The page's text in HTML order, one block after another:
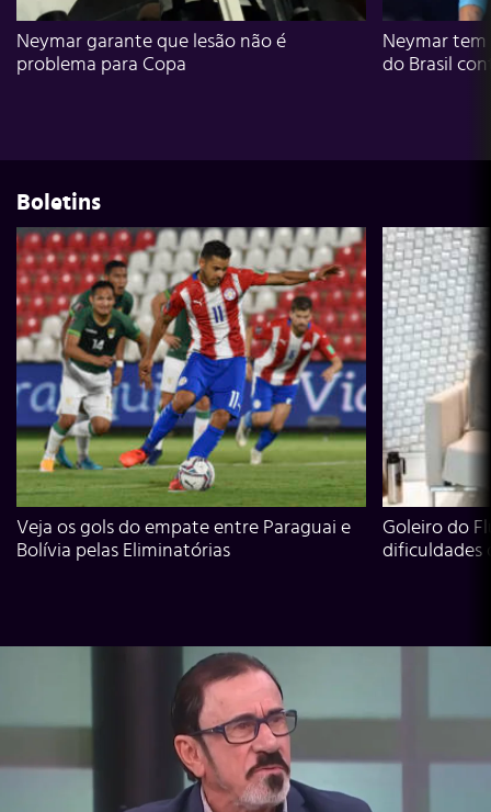
Neymar garante que lesão não é
problema para Copa
Neymar
do Brasil
Boletins
Veja os gols do empate entre Paraguai e
Bolívia pelas Eliminatórias
Goleiro do
dificuldades